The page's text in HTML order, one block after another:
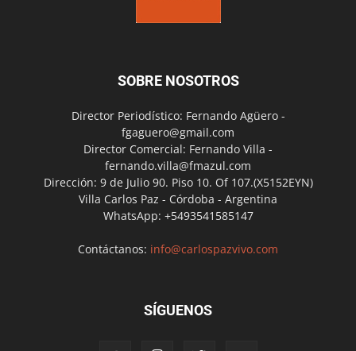
SOBRE NOSOTROS
Director Periodístico: Fernando Agüero -
fgaguero@gmail.com
Director Comercial: Fernando Villa -
fernando.villa@fmazul.com
Dirección: 9 de Julio 90. Piso 10. Of 107.(X5152EYN)
Villa Carlos Paz - Córdoba - Argentina
WhatsApp: +5493541585147
Contáctanos: info@carlospazvivo.com
SÍGUENOS